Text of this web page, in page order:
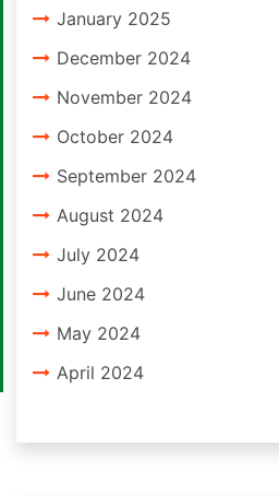
January 2025
December 2024
November 2024
October 2024
September 2024
August 2024
July 2024
June 2024
May 2024
April 2024